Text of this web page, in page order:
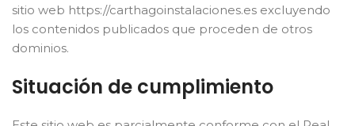
sitio web https://carthagoinstalaciones.es excluyendo
los contenidos publicados que proceden de otros
dominios.
Situación de cumplimiento